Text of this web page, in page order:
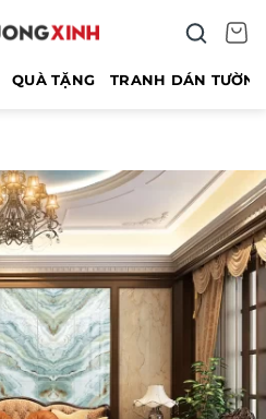
QUÀ TẶNG TRANH DÁN